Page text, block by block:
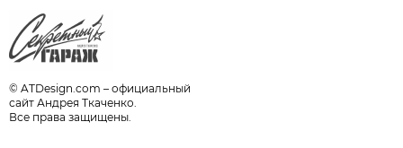
© ATDesign.com – официальный
сайт Андрея Ткаченко.
Все права защищены.